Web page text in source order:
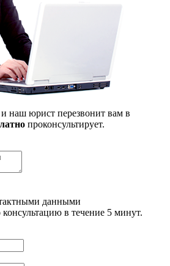
наш юрист перезвонит вам в
проконсультирует.
данными
в течение 5 минут.